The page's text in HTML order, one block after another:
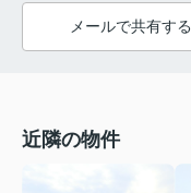
メールで共有する
近隣の物件